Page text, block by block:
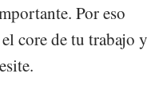
Por eso
core de tu trabajo y